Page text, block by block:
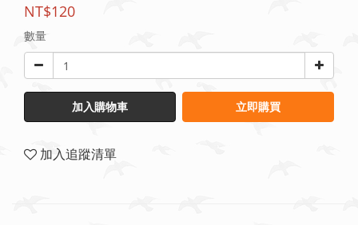
NT$120
數量
加入購物車 立即購買
加入追蹤清單